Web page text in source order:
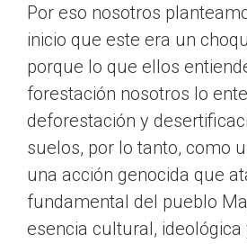
Por eso nosotros
inicio que este era un
porque lo que ellos
forestación nosotros lo
deforestación y
suelos, por lo tanto, como
una acción genocida que
fundamental del pueblo
esencia cultural, ideológica